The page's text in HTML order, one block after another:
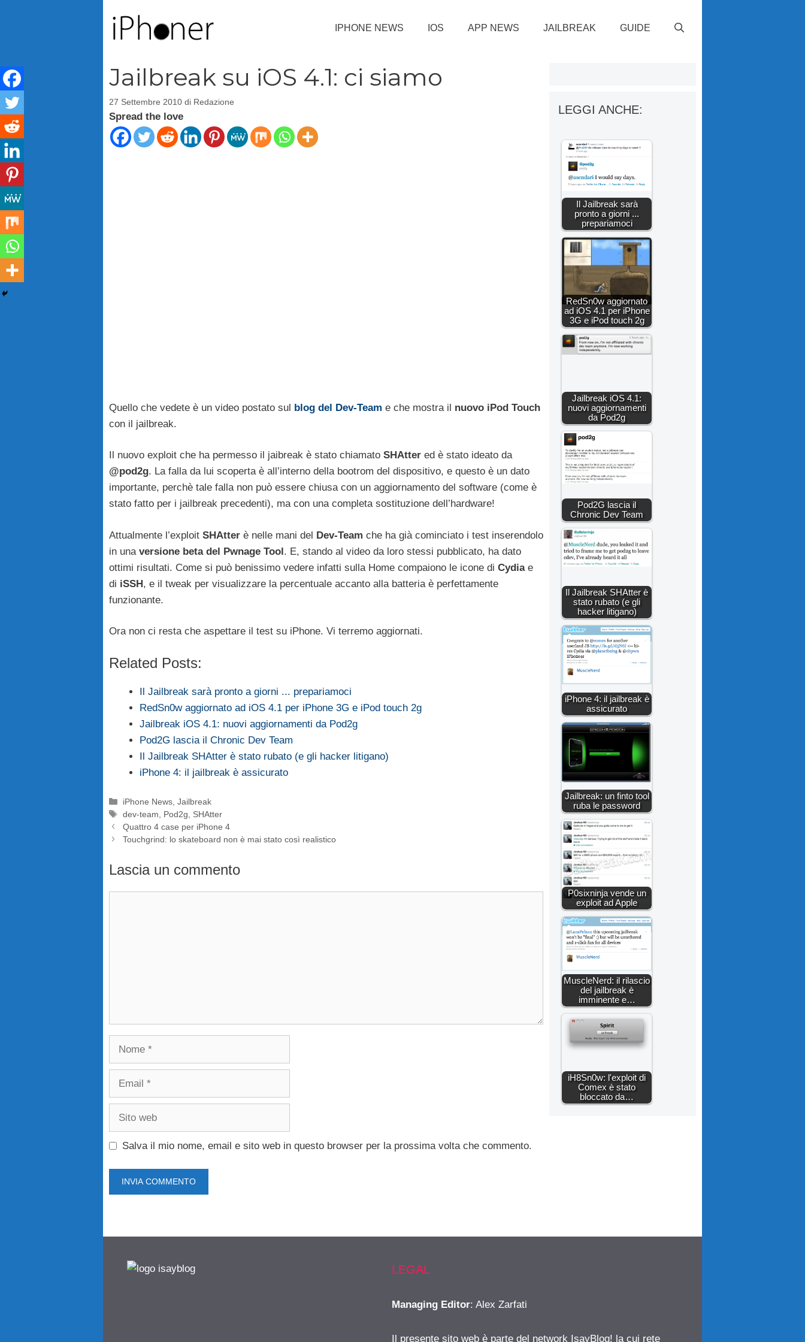
IPHONE NEWS IOS APP NEWS JAILBREAK GUIDE
Jailbreak su iOS 4.1: ci siamo
27 Settembre 2010 di Redazione
Spread the love
Quello che vedete è un video postato sul blog del Dev-Team e che mostra il nuovo iPod Touch
con il jailbreak.
Il nuovo exploit che ha permesso il jaibreak è stato chiamato SHAtter ed è stato ideato da
@pod2g. La falla da lui scoperta è all’interno della bootrom del dispositivo, e questo è un dato
importante, perchè tale falla non può essere chiusa con un aggiornamento del software (come è
stato fatto per i jailbreak precedenti), ma con una completa sostituzione dell’hardware!
Attualmente l’exploit SHAtter è nelle mani del Dev-Team che ha già cominciato i test inserendolo
in una versione beta del Pwnage Tool. E, stando al video da loro stessi pubblicato, ha dato
ottimi risultati. Come si può benissimo vedere infatti sulla Home compaiono le icone di Cydiae
di iSSH, e il tweak per visualizzare la percentuale accanto alla batteria è perfettamente
funzionante.
Ora non ci resta che aspettare il test su iPhone. Vi terremo aggiornati.
Related Posts:
Il Jailbreak sarà pronto a giorni ... prepariamoci
RedSn0w aggiornato ad iOS 4.1 per iPhone 3G e iPod touch 2g
Jailbreak iOS 4.1: nuovi aggiornamenti da Pod2g
Pod2G lascia il Chronic Dev Team
Il Jailbreak SHAtter è stato rubato (e gli hacker litigano)
iPhone 4: il jailbreak è assicurato
Categorie
iPhone News ,Jailbreak
Tag
dev-team Pod2g
SHAtter
Quattro 4 case per iPhone 4
Touchgrind: lo skateboard non è mai stato così realistico
Lascia un commento
Salva il mio nome, email e sito web in questo browser per la prossima volta che commento.
LEGGI ANCHE:
Il Jailbreak sarà
pronto a giorni ...
prepariamoci
RedSn0w aggiornato
ad iOS 4.1 per iPhone
3G e iPod touch 2g
Jailbreak iOS 4.1:
nuovi aggiornamenti
da Pod2g
Pod2G lascia il
Chronic Dev Team
Il Jailbreak SHAtter è
stato rubato (e gli
hacker litigano)
iPhone 4: il jailbreak è
assicurato
Jailbreak: un finto tool
ruba le password
P0sixninja vende un
exploit ad Apple
MuscleNerd: il rilascio
del jailbreak è
imminente e…
iH8Sn0w: l'exploit di
Comex è stato
bloccato da…
LEGAL
Managing Editor: Alex Zarfati
Il presente sito web è parte del network IsayBlog! la cui rete